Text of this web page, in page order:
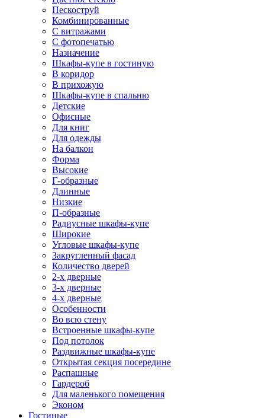
Пескоструй
Комбинированные
С витражами
С фотопечатью
Назначение
Шкафы-купе в гостиную
В коридор
В прихожую
Шкафы-купе в спальню
Детские
Офисные
Для книг
Для одежды
На балкон
Форма
Высокие
Г-образные
Длинные
Низкие
П-образные
Радиусные шкафы-купе
Широкие
Угловые шкафы-купе
Закругленный фасад
Количество дверей
2-х дверные
3-х дверные
4-х дверные
Особенности
Во всю стену
Встроенные шкафы-купе
Под потолок
Раздвижные шкафы-купе
Открытая секция посередине
Распашные
Гардероб
Для маленького помещения
Эконом
Гостиные